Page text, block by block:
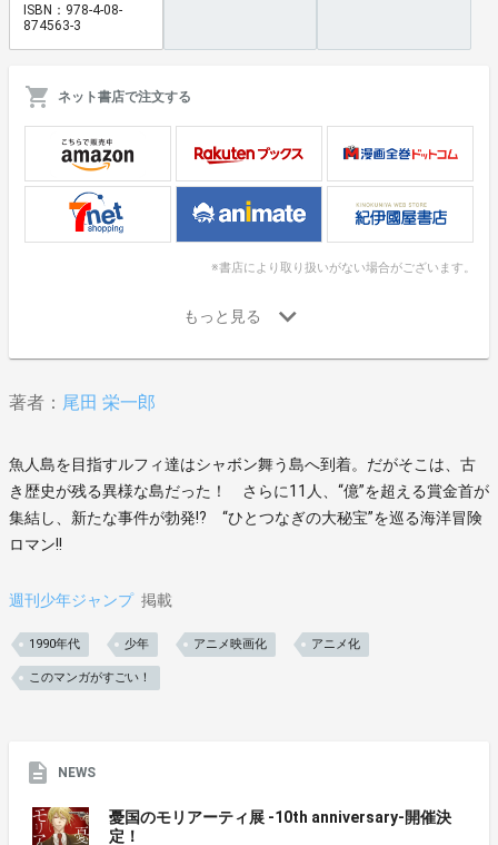
ISBN：978-4-08-
874563-3
ネット書店で注文する
※書店により取り扱いがない場合がございます。
著者： 尾田 栄一郎
魚人島を目指すルフィ達はシャボン舞う島へ到着。だがそこは、古
き歴史が残る異様な島だった！ さらに11人、“億”を超える賞金首が
集結し、新たな事件が勃発!? “ひとつなぎの大秘宝”を巡る海洋冒険
ロマン!!
週刊少年ジャンプ 掲載
1990年代 少年 アニメ映画化 アニメ化
このマンガがすごい！
NEWS
憂国のモリアーティ展 -10th anniversary-開催決
定！